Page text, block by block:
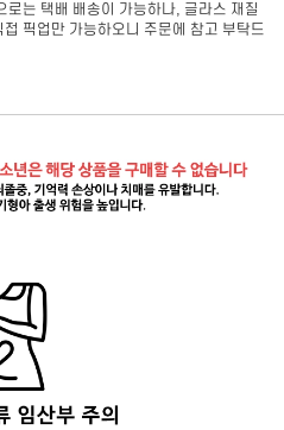
는 택배 배송이 가능하나, 글라스 재질
픽업만 가능하오니 주문에 참고 부탁드